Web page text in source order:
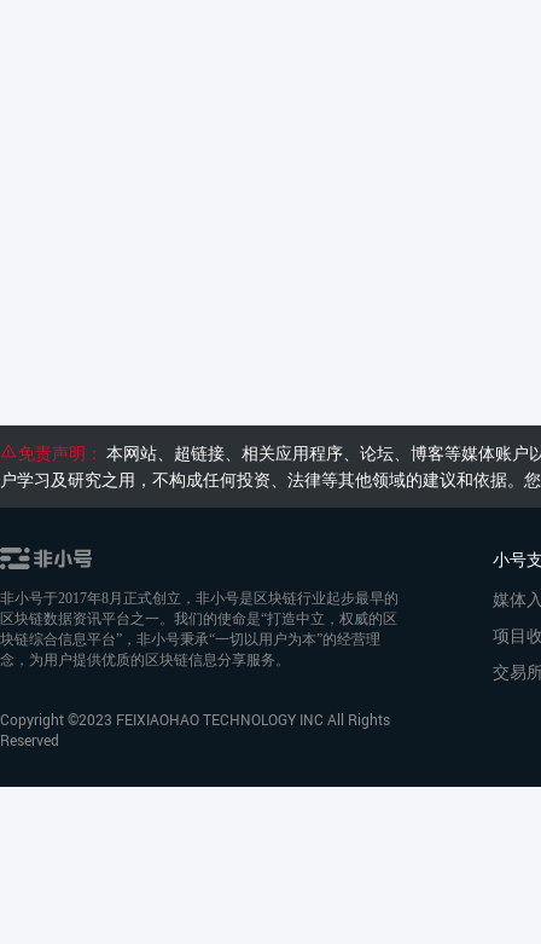
免责声明： 本网站、超链接、相关应用程序、论坛、博客等媒体账
户学习及研究之用，不构成任何投资、法律等其他领域的建议和依据
非小号于2017年8月正式创立，非小号是区块链行业起步最早的
区块链数据资讯平台之一。我们的使命是“打造中立，权威的区
块链综合信息平台”，非小号秉承“一切以用户为本”的经营理
念，为用户提供优质的区块链信息分享服务。
Copyright ©2023 FEIXIAOHAO TECHNOLOGY INC All Rights
Reserved
小号
媒体
项目
交易